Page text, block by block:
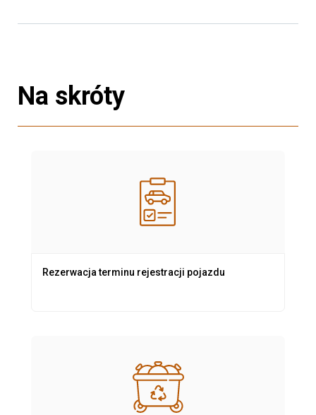
Na skróty
Rezerwacja terminu rejestracji pojazdu